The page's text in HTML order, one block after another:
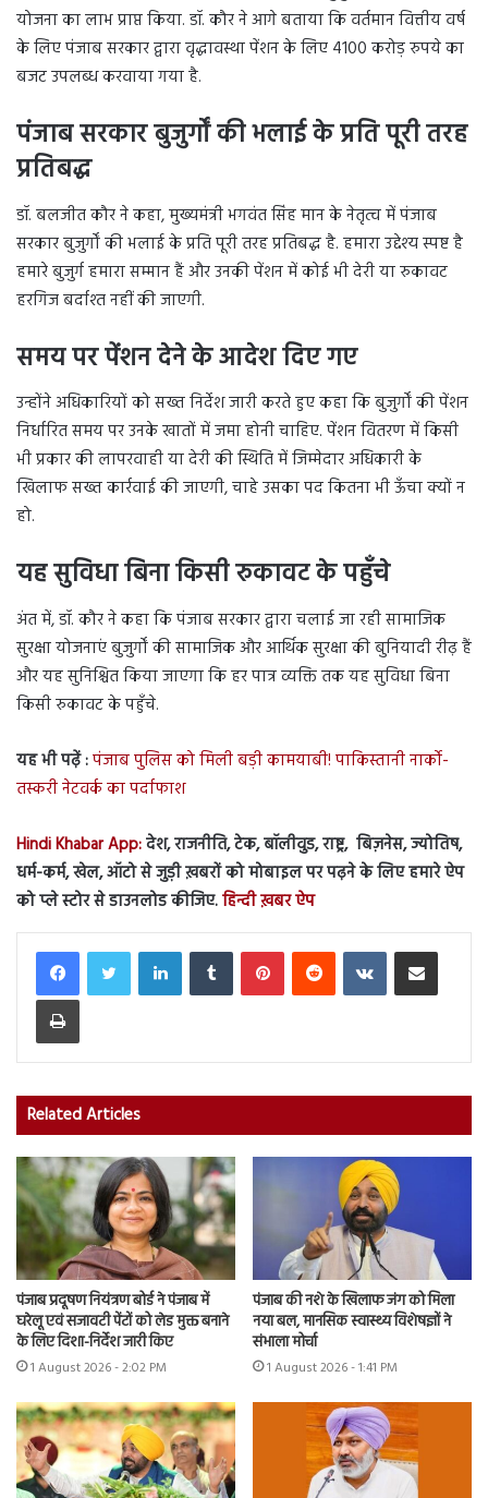
योजना का लाभ प्राप्त किया. डॉ. कौर ने आगे बताया कि वर्तमान वित्तीय वर्ष
के लिए पंजाब सरकार द्वारा वृद्धावस्था पेंशन के लिए 4100 करोड़ रुपये का
बजट उपलब्ध करवाया गया है.
पंजाब सरकार बुजुर्गों की भलाई के प्रति पूरी तरह
प्रतिबद्ध
डॉ. बलजीत कौर ने कहा, मुख्यमंत्री भगवंत सिंह मान के नेतृत्व में पंजाब
सरकार बुजुर्गों की भलाई के प्रति पूरी तरह प्रतिबद्ध है. हमारा उद्देश्य स्पष्ट है
हमारे बुजुर्ग हमारा सम्मान हैं और उनकी पेंशन में कोई भी देरी या रुकावट
हरगिज बर्दाश्त नहीं की जाएगी.
समय पर पेंशन देने के आदेश दिए गए
उन्होंने अधिकारियों को सख्त निर्देश जारी करते हुए कहा कि बुजुर्गों की पेंशन
निर्धारित समय पर उनके खातों में जमा होनी चाहिए. पेंशन वितरण में किसी
भी प्रकार की लापरवाही या देरी की स्थिति में जिम्मेदार अधिकारी के
खिलाफ सख्त कार्रवाई की जाएगी, चाहे उसका पद कितना भी ऊँचा क्यों न
हो.
यह सुविधा बिना किसी रुकावट के पहुँचे
अंत में, डॉ. कौर ने कहा कि पंजाब सरकार द्वारा चलाई जा रही सामाजिक
सुरक्षा योजनाएं बुजुर्गों की सामाजिक और आर्थिक सुरक्षा की बुनियादी रीढ़ हैं
और यह सुनिश्चित किया जाएगा कि हर पात्र व्यक्ति तक यह सुविधा बिना
किसी रुकावट के पहुँचे.
यह भी पढ़ें :पंजाब पुलिस को मिली बड़ी कामयाबी! पाकिस्तानी नार्को-
तस्करी नेटवर्क का पर्दाफाश
Hindi Khabar App:देश, राजनीति, टेक, बॉलीवुड, राष्ट्र, बिज़नेस, ज्योतिष,
धर्म-कर्म, खेल, ऑटो से जुड़ी ख़बरों को मोबाइल पर पढ़ने के लिए हमारे ऐप
को प्ले स्टोर से डाउनलोड कीजिए.हिन्दी ख़बर ऐप
LinkedInTumblr PinterestReddit VKontakteShare via Email
Print
Related Articles
पंजाब प्रदूषण नियंत्रण बोर्ड ने पंजाब में
घरेलू एवं सजावटी पेंटों को लेड मुक्त बनाने
के लिए दिशा-निर्देश जारी किए
1 August 2026 - 2:02 PM
पंजाब की नशे के खिलाफ जंग को मिला
नया बल, मानसिक स्वास्थ्य विशेषज्ञों ने
संभाला मोर्चा
1 August 2026 - 1:41 PM